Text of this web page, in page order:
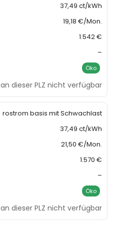
37,49 ct/kWh
19,18 €/Mon.
1.542 €
–
Öko
an dieser PLZ nicht verfügbar
rostrom basis mit Schwachlast
37,49 ct/kWh
21,50 €/Mon.
1.570 €
–
Öko
an dieser PLZ nicht verfügbar